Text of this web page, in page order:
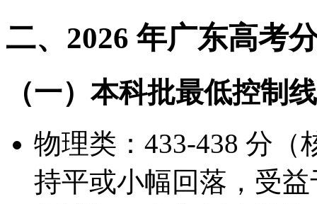
二、2026 年广东高考
（一）本科批最低控制
物理类：433-438 分（
持平或小幅回落，受